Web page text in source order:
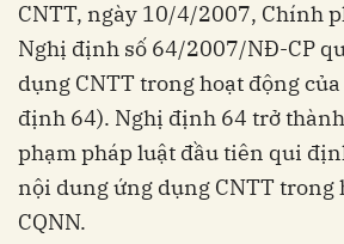
CNTT, ngày 10/4/2007, Chính
Nghị định số 64/2007/NĐ-CP
dụng CNTT trong hoạt động
định 64). Nghị định 64 trở
phạm pháp luật đầu tiên qui
nội dung ứng dụng CNTT trong
CQNN.